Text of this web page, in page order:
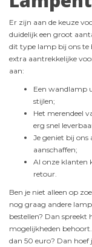
Er zijn aan de keuze
duidelijk een groot
dit type lamp bij ons te
extra aantrekkelijke
aan:
Een wandlamp
stijlen;
Het merendeel
erg snel
Je geniet bij ons
aanschaffen;
Al onze klanten
retour.
Ben je niet alleen op
nog graag andere
bestellen? Dan
mogelijkheden
dan 50 euro? Dan hoef